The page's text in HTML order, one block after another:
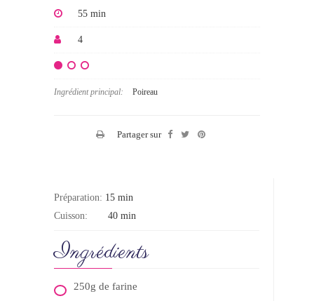
55 min
4
Ingrédient principal: Poireau
Partager sur
Préparation: 15 min
Cuisson:
40 min
Ingrédients
250g de farine